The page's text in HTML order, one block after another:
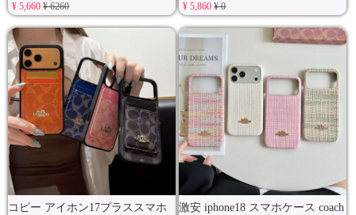
¥ 5,660¥ 6260 ¥ 5,860¥ 0
コピー アイホン17プラススマホ
激安 iphone18 スマホケース coach